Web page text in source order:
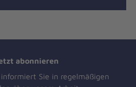
abonnieren
Sie in regelmäßigen